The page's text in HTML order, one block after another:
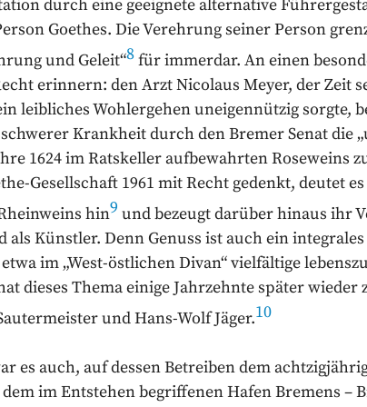
durch eine geeignete alternative
Goethes. Die Verehrung seiner Person
und Geleit“8für immerdar. An einen
erinnern: den Arzt Nicolaus Meyer, der Zeit
leibliches Wohlergehen uneigennützig sorgte,
Krankheit durch den Bremer Senat die
1624 im Ratskeller aufbewahrten Roseweins
Gesellschaft 1961 mit Recht gedenkt, deutet
hin9 und bezeugt darüber hinaus ihr
als Künstler. Denn Genuss ist auch ein
im „West-östlichen Divan“ vielfältige
dieses Thema einige Jahrzehnte später wieder
und Hans-Wolf Jäger.10
es auch, auf dessen Betreiben dem
im Entstehen begriffenen Hafen Bremens –